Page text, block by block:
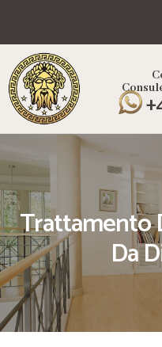
Trattamento
Da